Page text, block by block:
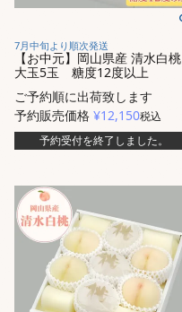
7月中旬より順次発送
【お中元】岡山県産 清水白桃
大玉5玉 糖度12度以上
ご予約順に出荷致します
予約販売価格 ¥12,150税込
予約受付を終了しました。